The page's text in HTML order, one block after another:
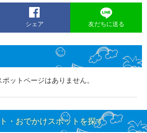
シェア 友だちに送る
ットページはありません。
・おでかけスポットを探す